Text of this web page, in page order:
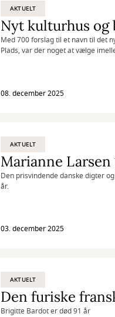
AKTUELT
Nyt kulturhus og
Med 700 forslag til et navn til det
Plads, var der noget at vælge
08. december 2025
AKTUELT
Marianne Larsen
Den prisvindende danske digter
år.
03. december 2025
AKTUELT
Den furiske
Brigitte Bardot er død 91 år